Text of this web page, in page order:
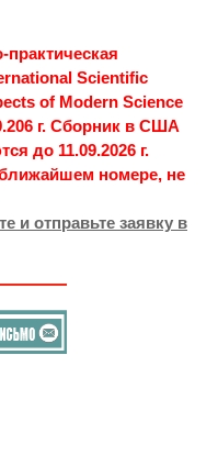
Scientific
of Modern Science
г. Сборник в США
до 11.09.2026 г.
номере, не
и отправьте заявку в